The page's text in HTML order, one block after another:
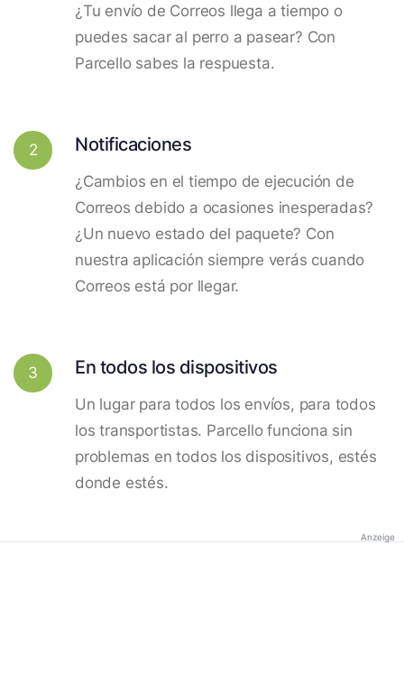
¿Tu envío de Correos llega a tiempo o
puedes sacar al perro a pasear? Con
Parcello sabes la respuesta.
2 Notificaciones
¿Cambios en el tiempo de ejecución de
Correos debido a ocasiones inesperadas?
¿Un nuevo estado del paquete? Con
nuestra aplicación siempre verás cuando
Correos está por llegar.
3 En todos los dispositivos
Un lugar para todos los envíos, para todos
los transportistas. Parcello funciona sin
problemas en todos los dispositivos, estés
donde estés.
Anzeige